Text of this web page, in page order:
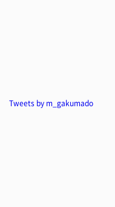
Tweets by m_gakumado